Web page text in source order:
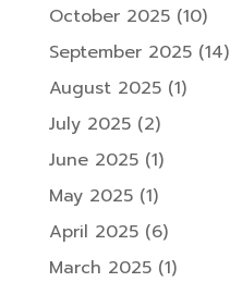
October 2025(10)
September 2025(14)
August 2025(1)
July 2025(2)
June 2025(1)
May 2025(1)
April 2025(6)
March 2025(1)